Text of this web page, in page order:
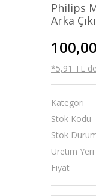
Philips
Arka
*5,91 TL
Kategori
Stok Kodu
Stok
Üretim Yeri
Fiyat